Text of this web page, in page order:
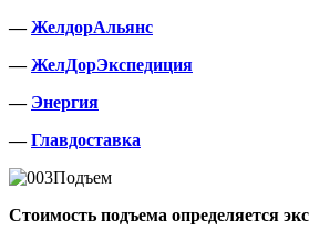
—ЖелдорАльянс
—ЖелДорЭкспедиция
— Энергия
—Главдоставка
Подъем
Стоимость подъема определяется